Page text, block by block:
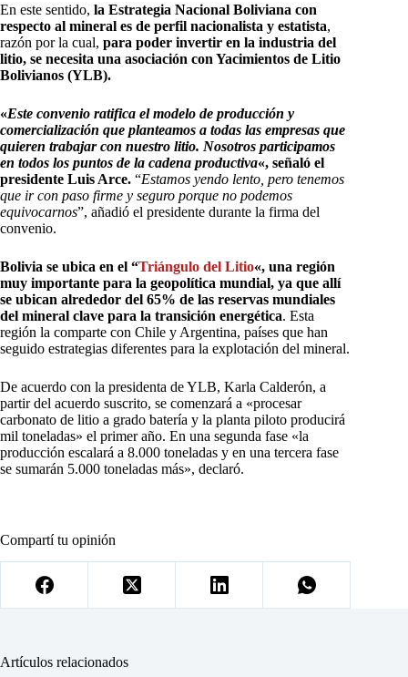
En este sentido, la Estrategia Nacional Boliviana con
respecto al mineral es de perfil nacionalista y estatista,
razón por la cual, para poder invertir en la industria del
litio, se necesita una asociación con Yacimientos de Litio
Bolivianos (YLB).
«Este convenio ratifica el modelo de producción y
comercialización que planteamos a todas las empresas que
quieren trabajar con nuestro litio. Nosotros participamos
en todos los puntos de la cadena productiva«, señaló el
presidente Luis Arce. “Estamos yendo lento, pero tenemos
que ir con paso firme y seguro porque no podemos
equivocarnos”, añadió el presidente durante la firma del
convenio.
Bolivia se ubica en el “Triángulo del Litio«, una región
muy importante para la geopolítica mundial, ya que allí
se ubican alrededor del 65% de las reservas mundiales
del mineral clave para la transición energética. Esta
región la comparte con Chile y Argentina, países que han
seguido estrategias diferentes para la explotación del mineral.
De acuerdo con la presidenta de YLB, Karla Calderón, a
partir del acuerdo suscrito, se comenzará a «procesar
carbonato de litio a grado batería y la planta piloto producirá
mil toneladas» el primer año. En una segunda fase «la
producción escalará a 8.000 toneladas y en una tercera fase
se sumarán 5.000 toneladas más», declaró.
Compartí tu opinión
Artículos relacionados